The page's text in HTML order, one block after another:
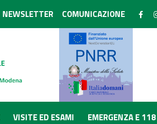
NEWSLETTER COMUNICAZIONE
VISITE ED ESAMI EMERGENZA E 118